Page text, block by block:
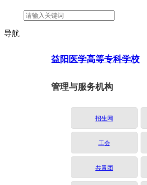
导航
益阳医学高等专科学校
管理与服务机构
招生网
工会
共青团